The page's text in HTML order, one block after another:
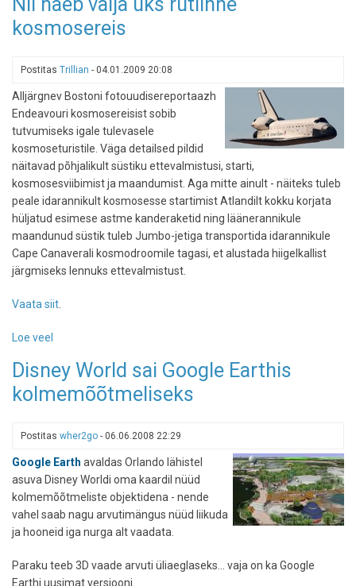
a
Kayak
You
Are
in
Orlando
kosmosereis
Postitas Trillian - 04.01.2009 20:08
Alljärgnev Bostoni fotouudisereportaazh
Endeavouri kosmosereisist sobib
tutvumiseks igale tulevasele
kosmoseturistile. Väga detailsed pildid
näitavad põhjalikult süstiku ettevalmistusi, starti,
kosmosesviibimist ja maandumist. Aga mitte ainult - näiteks tuleb
peale idarannikult kosmosesse startimist Atlandilt kokku korjata
hüljatud esimese astme kanderaketid ning läänerannikule
maandunud süstik tuleb Jumbo-jetiga transportida idarannikule
Cape Canaverali kosmodroomile tagasi, et alustada hiigelkallist
järgmiseks lennuks ettevalmistust.
Vaata siit
Loe veel
näeb
välja
kosmosereis
Disney World sai Google Earthis
kolmemõõtmeliseks
Postitas wher2go - 06.06.2008 22:29
Google Earth avaldas Orlando lähistel
asuva Disney Worldi oma kaardil nüüd
kolmemõõtmeliste objektidena - nende
vahel saab nagu arvutimängus nüüd liikuda
ja hooneid iga nurga alt vaadata.
Paraku teeb 3D vaade arvuti üliaeglaseks... vaja on ka Google
Earthi uusimat versiooni.